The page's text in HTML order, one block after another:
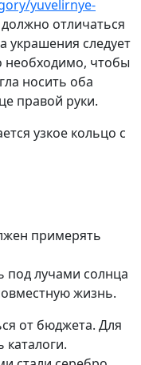
yuvelirnye-
отличаться
украшения следует
необходимо, чтобы
носить оба
правой руки.
узкое кольцо с
примерять
под лучами солнца
жизнь.
от бюджета. Для
каталоги.